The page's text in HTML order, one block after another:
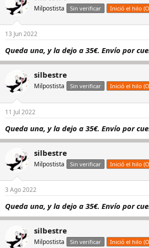
Milpostista Sin verificar Inició el hilo
13 Jun 2022
Queda una, y la dejo a 35€. Envío por
silbestre
Milpostista Sin verificar Inició el hilo
11 Jul 2022
Queda una, y la dejo a 35€. Envío por
silbestre
Milpostista Sin verificar Inició el hilo
3 Ago 2022
Queda una, y la dejo a 35€. Envío por
silbestre
Milpostista Sin verificar Inició el hilo